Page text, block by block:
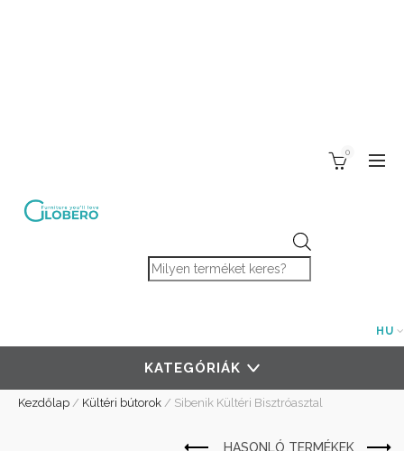
Products search
0
HU
KATEGÓRIÁK
Kezdőlap / Kültéri bútorok / Sibenik Kültéri Bisztróasztal